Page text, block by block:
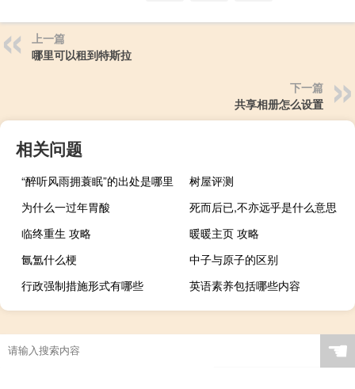
上一篇
哪里可以租到特斯拉
下一篇
共享相册怎么设置
相关问题
“醉听风雨拥蓑眠”的出处是哪里
树屋评测
为什么一过年胃酸
死而后已,不亦远乎是什么意思
临终重生 攻略
暖暖主页 攻略
氤氲什么梗
中子与原子的区别
行政强制措施形式有哪些
英语素养包括哪些内容
☚